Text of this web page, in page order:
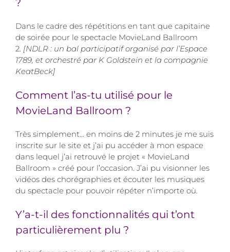
?
Dans le cadre des répétitions en tant que capitaine
de soirée pour le spectacle MovieLand Ballroom
2. [NDLR : un bal participatif organisé par l’Espace
1789, et orchestré par K Goldstein et la compagnie
KeatBeck]
Comment l’as-tu utilisé pour le
MovieLand Ballroom ?
Très simplement… en moins de 2 minutes je me suis
inscrite sur le site et j’ai pu accéder à mon espace
dans lequel j’ai retrouvé le projet « MovieLand
Ballroom » créé pour l’occasion. J’ai pu visionner les
vidéos des chorégraphies et écouter les musiques
du spectacle pour pouvoir répéter n’importe où.
Y’a-t-il des fonctionnalités qui t’ont
particulièrement plu ?